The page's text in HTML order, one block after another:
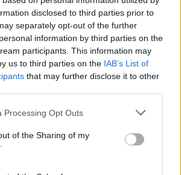
disclosed to third parties prior to
separately opt-out of the further
information by third parties on the
participants. This information may
us to third parties on the IAB’s List of
that may further disclose it to other
Processing Opt Outs
of the Sharing of my
αποδοχών αναλόγως προσόντων.
εργασίας.
χρειάζεται) και διατροφή.
ευκαιριών. Για όλες τις αιτήσεις και
θα υποβληθούν θα τηρηθεί απόλυτη
σας τηρώντας τον Γενικό Κανονισμό
Δεδομένων της Ευρωπαϊκής